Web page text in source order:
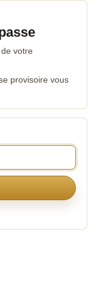
de votre
provisoire vous